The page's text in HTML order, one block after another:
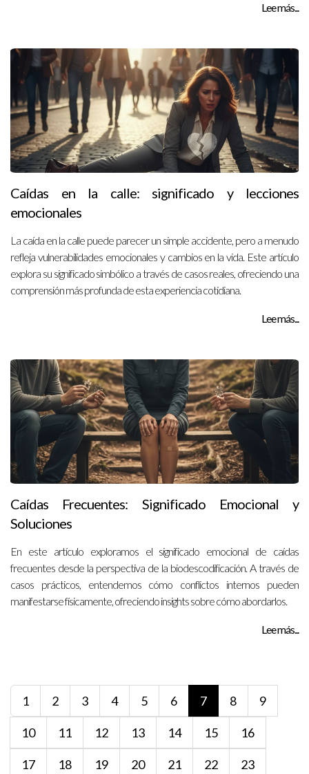
Lee más...
Caídas en la calle: significado y lecciones
emocionales
La caída en la calle puede parecer un simple accidente, pero a menudo
refleja vulnerabilidades emocionales y cambios en la vida. Este artículo
explora su significado simbólico a través de casos reales, ofreciendo una
comprensión más profunda de esta experiencia cotidiana.
Lee más...
Caídas Frecuentes: Significado Emocional y
Soluciones
En este artículo exploramos el significado emocional de caídas
frecuentes desde la perspectiva de la biodescodificación. A través de
casos prácticos, entendemos cómo conflictos internos pueden
manifestarse físicamente, ofreciendo insights sobre cómo abordarlos.
Lee más...
1 2 3 4 5 6 7 8 9
10 11 12 13 14 15 16
17 18 19 20 21 22 23